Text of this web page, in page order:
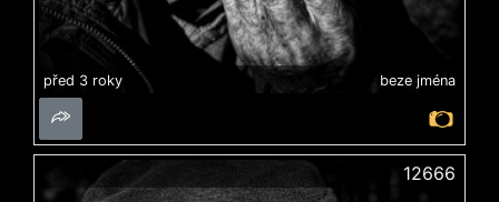
před 3 roky beze jména
12666